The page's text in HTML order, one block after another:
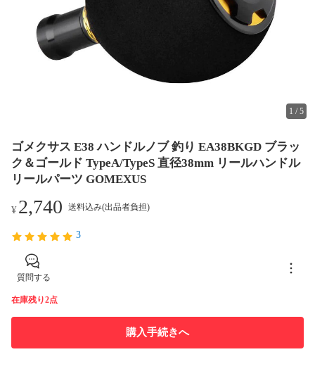
1 /5
ゴメクサス E38 ハンドルノブ 釣り EA38BKGD ブラッ
ク＆ゴールド TypeA/TypeS 直径38mm リールハンドル
リールパーツ GOMEXUS
¥2,740 送料込み(出品者負担)
3
質問する
在庫残り2点
購入手続きへ